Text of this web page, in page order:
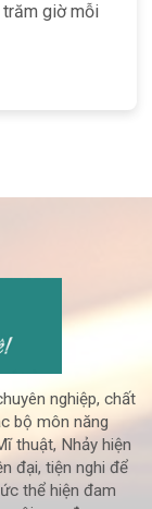
trăm giờ mỗi
nghiệp, chất
bộ môn năng
thuật, Nhảy hiện
đại, tiện nghi để
thể hiện đam